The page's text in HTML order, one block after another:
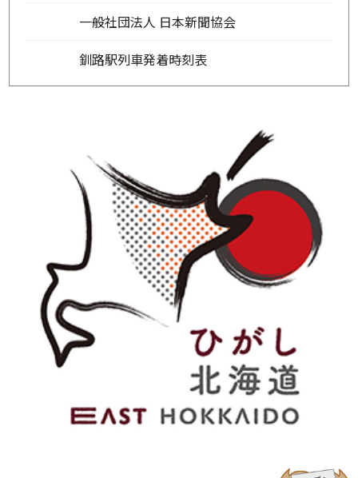
一般社団法人 日本新聞協会
釧路駅列車発着時刻表